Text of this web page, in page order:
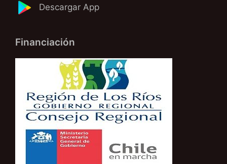
Descargar App
Financiación